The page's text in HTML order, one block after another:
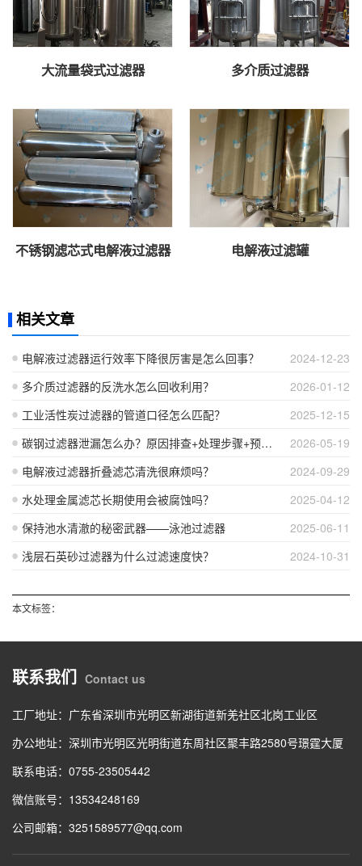
大流量袋式过滤器 多介质过滤器
不锈钢滤芯式电解液过滤器 电解液过滤罐
相关文章
2024-12-23
电解液过滤器运行效率下降很厉害是怎么回事？
2026-01-12
多介质过滤器的反洗水怎么回收利用？
2025-12-15
工业活性炭过滤器的管道口径怎么匹配？
2026-05-19
碳钢过滤器泄漏怎么办？原因排查+处理步骤+预防措施
2024-09-29
电解液过滤器折叠滤芯清洗很麻烦吗？
2025-04-12
水处理金属滤芯长期使用会被腐蚀吗？
2025-06-11
保持池水清澈的秘密武器——泳池过滤器
2024-10-31
浅层石英砂过滤器为什么过滤速度快？
本文标签：
联系我们 Contact us
工厂地址：广东省深圳市光明区新湖街道新羌社区北岗工业区
办公地址：深圳市光明区光明街道东周社区聚丰路2580号璟霆大厦
联系电话：0755-23505442
微信账号：13534248169
公司邮箱：3251589577@qq.com